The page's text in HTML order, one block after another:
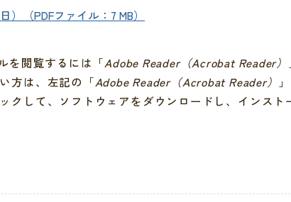
）（PDFファイル：7 MB）
を閲覧するには「Adobe Reader（Acrobat Reader）
方は、左記の「Adobe Reader（Acrobat Reader）
クして、ソフトウェアをダウンロードし、インスト